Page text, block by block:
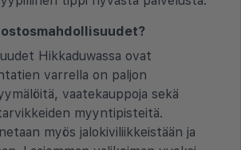
Hikkaduwassa ovat
varrella on paljon
vaatekauppoja sekä
myyntipisteitä.
myös jalokiviliikkeistään ja